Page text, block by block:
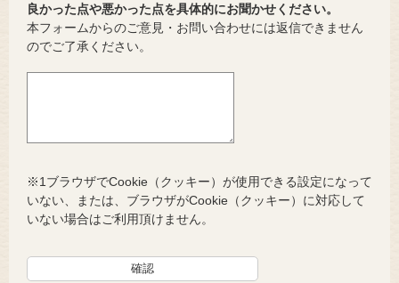
良かった点や悪かった点を具体的にお聞かせください。
本フォームからのご意見・お問い合わせには返信できません
のでご了承ください。
※1ブラウザでCookie（クッキー）が使用できる設定になって
いない、または、ブラウザがCookie（クッキー）に対応して
いない場合はご利用頂けません。